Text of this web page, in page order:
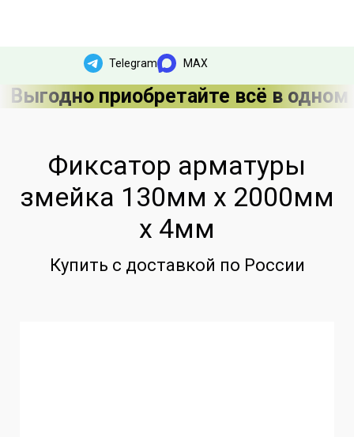
Telegram MAX
Выгодно приобретайте всё в
Фиксатор арматуры
змейка 130мм х 2000мм
х 4мм
Купить с доставкой по России